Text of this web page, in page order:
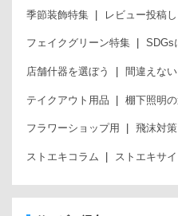
季節装飾特集 レビュー投稿
フェイクグリーン特集 SDGs
店舗什器を選ぼう 間違えな
テイクアウト用品 棚下照明
フラワーショップ用 飛沫対
ストエキコラム ストエキサ